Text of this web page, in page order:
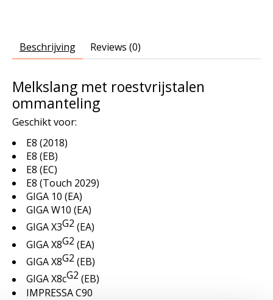
Beschrijving Reviews (0)
Melkslang met roestvrijstalen
ommanteling
Geschikt voor:
E8 (2018)
E8 (EB)
E8 (EC)
E8 (Touch 2029)
GIGA 10 (EA)
GIGA W10 (EA)
GIGA X3G2 (EA)
GIGA X8G2 (EA)
GIGA X8G2 (EB)
GIGA X8cG2 (EB)
IMPRESSA C90